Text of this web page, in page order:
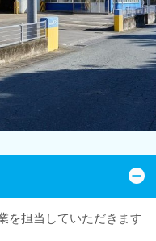
を担当していただきます